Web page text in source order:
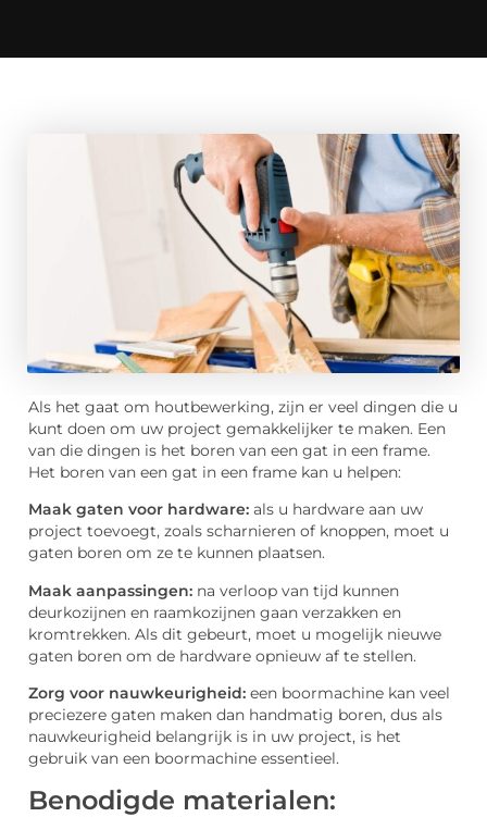
Als het gaat om houtbewerking, zijn er veel dingen die u
kunt doen om uw project gemakkelijker te maken. Een
van die dingen is het boren van een gat in een frame.
Het boren van een gat in een frame kan u helpen:
Maak gaten voor hardware: als u hardware aan uw
project toevoegt, zoals scharnieren of knoppen, moet u
gaten boren om ze te kunnen plaatsen.
Maak aanpassingen: na verloop van tijd kunnen
deurkozijnen en raamkozijnen gaan verzakken en
kromtrekken. Als dit gebeurt, moet u mogelijk nieuwe
gaten boren om de hardware opnieuw af te stellen.
Zorg voor nauwkeurigheid: een boormachine kan veel
preciezere gaten maken dan handmatig boren, dus als
nauwkeurigheid belangrijk is in uw project, is het
gebruik van een boormachine essentieel.
Benodigde materialen: